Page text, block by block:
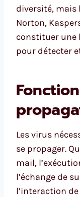
diversité, mais
Norton,
constituer une
pour détecter
Les virus
se propager.
mail,
l’échange de
l’interaction